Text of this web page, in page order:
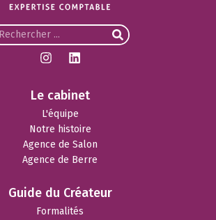
Le cabinet
L'équipe
Notre histoire
Agence de Salon
Agence de Berre
Guide du Créateur
Formalités